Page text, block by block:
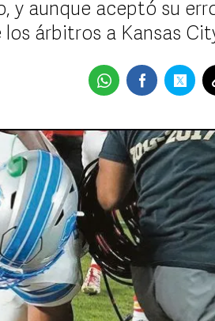
y aunque aceptó su
árbitros a Kansas